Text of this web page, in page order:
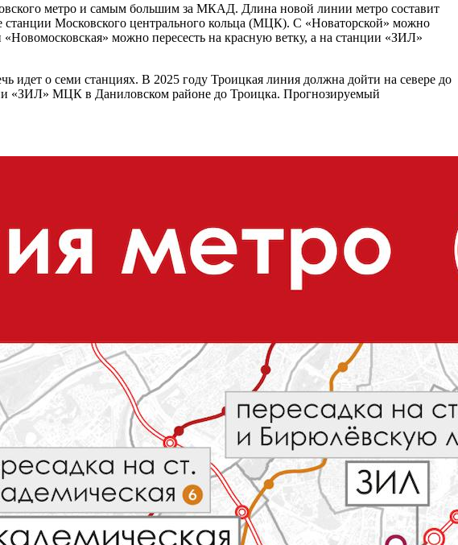
метро и самым большим за МКАД. Длина новой линии метро составит
Московского центрального кольца (МЦК). С «Новаторской» можно
можно пересесть на красную ветку, а на станции «ЗИЛ»
идет о семи станциях. В 2025 году Троицкая линия должна дойти на севере до
«ЗИЛ» МЦК в Даниловском районе до Троицка. Прогнозируемый